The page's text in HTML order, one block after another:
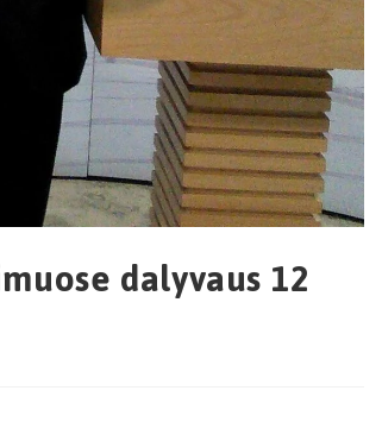
dalyvaus 12